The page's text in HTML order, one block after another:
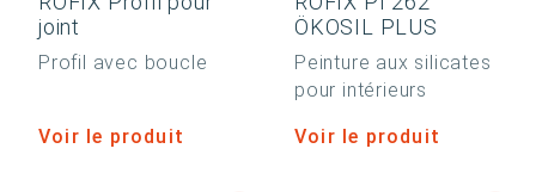
joint
Profil avec boucle
Voir le produit
ÖKOSIL PLUS
Peinture aux silicates
pour intérieurs
Voir le produit